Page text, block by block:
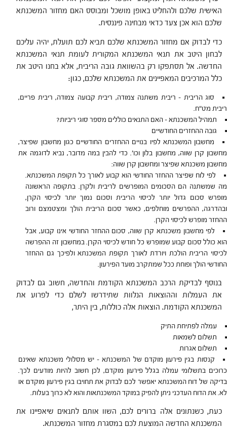
האישית שלכם ולהחליט באופן מושכל ומבוסס האם מחזור המשכנתא
שלכם הוא אכן צעד כדאי מבחינה פיננסית.
כדי לבדוק אם מחזור המשכנתא שלכם תביא לכם תועלת, יהיה עליכם
לבחון היטב את תנאי המשכנתא המקורית לעומת תנאי המשכנתא
החדשה. אל תסתפקו רק בהשוואת גובה הריבית, אלא בחנו היטב את
כלל המרכיבים המאפיינים את המשכנתא שלכם, כגון:
סוג הריבית – ריבית משתנה צמודה, ריבית קבועה צמודה, ריבית פריים,
ריבית מט״ח.
תמהיל המשכנתא – האם התנאים כוללים מספר סוגי ריביות?
גובה ההחזרים החודשיים
מחשבון המשכנתא לפיו בנויים ההחזרים החודשיים כגון מחשבון שפיצר,
מחשבון קרן שווה, מחשבון בלון וכו׳. כדי להבין במה מדובר, נביא לדוגמה את
מחשבון משכנתא שפיצר ומחשבון קרן שווה:
לפי לוח שפיצר ההחזר החודשי הוא קבוע לאורך כל תקופת המשכנתא.
מה שמשתנה הם הסכומים המופרשים לריבית ולקרן. בתקופה הראשונה
מופרש סכום גדול יותר לכיסוי הריבית וסכום נמוך יותר לכיסוי הקרן,
ובהדרגה, ההפרשים מוחלפים, כאשר סכום הריבית הולך ומצטמצם ורוב
ההחזר מופרש לכיסוי הקרן.
לפי מחשבון משכנתא קרן שווה, סכום ההחזר החודשי אינו קבוע, אבל
הוא כולל סכום קבוע שמופרש כל חודש לכיסוי הקרן. במחשבון זה ההפרשה
לכיסוי הריבית הולכת ויורדת לאורך תקופת המשכנתא ולפיכך גם ההחזר
החודשי הולך ופוחת ככל שמתקרב מועד הפירעון.
בנוסף לבדיקת הרכב המשכנתא הקודמת והחדשה, חשוב גם לבדוק
את העמלות וההוצאות הנלוות שתידרשו לשלם כדי לפרוע את
המשכנתא הקודמת. הוצאות אלה כוללות, בין היתר,
עמלה לפתיחת התיק
תשלום לשמאות
תשלום אגרות
קנסות בגין פירעון מוקדם של המשכנתא – יש מסלולי משכנתא שאינם
כרוכים בתשלומי עמלה בגלל פירעון מוקדם, לכן חשוב להיות מודעים לכך.
בדיקה של דוח המשכנתא יאפשר לכם לבדוק את תחויבו בגין פירעון מוקדם או
לא. את הדוח העדכני ניתן להפיק במוקד המשכנתאות והוא לא כרוך בעלות.
כעת, כשנתונים אלה ברורים לכם, השוו אותם לתנאים שיאפיינו את
המשכנתא החדשה המוצעת לכם במסגרת מחזור המשכנתא.